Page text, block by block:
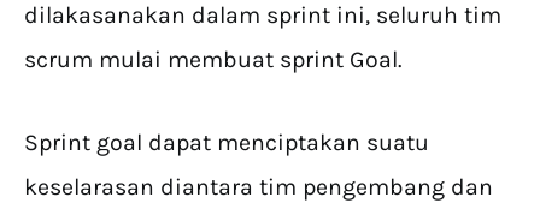
dilakasanakan dalam sprint ini, seluruh tim
scrum mulai membuat sprint Goal.
Sprint goal dapat menciptakan suatu
keselarasan diantara tim pengembang dan